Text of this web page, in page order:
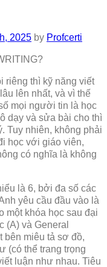
2025 by Profcerti
riêng thì kỹ năng viết
lên nhất, và vì thế
mọi người tin là học
dạy và sửa bài cho thì
Tuy nhiên, không phải
học với giáo viên,
có nghĩa là không
là 6, bởi đa số các
yêu cầu đầu vào là
một khóa học sau đại
(A) và General
bên miêu tả sơ đồ,
(có thể trang trọng
luận như nhau. Tiêu